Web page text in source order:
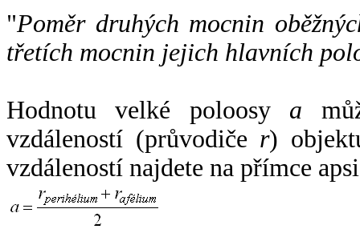
"Poměr druhých mocnin
třetích mocnin jejich hlavních
Hodnotu velké poloosy a
vzdáleností (průvodiče r)
vzdáleností najdete na přímce